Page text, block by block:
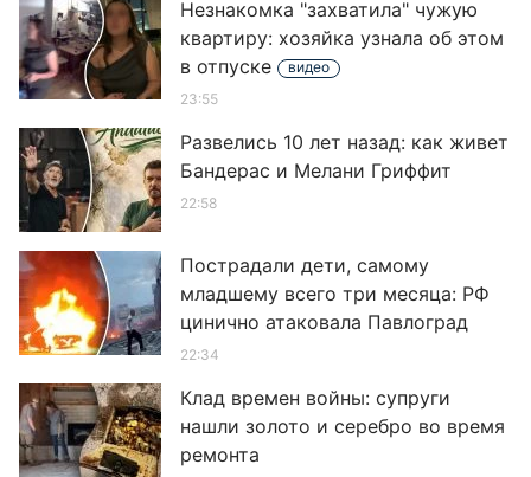
Незнакомка "захватила" чужую
квартиру: хозяйка узнала об этом
в отпуске
видео
23:55
Развелись 10 лет назад: как живет
Бандерас и Мелани Гриффит
22:58
Пострадали дети, самому
младшему всего три месяца: РФ
цинично атаковала Павлоград
22:34
Клад времен войны: супруги
нашли золото и серебро во время
ремонта